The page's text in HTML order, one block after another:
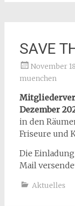
SAVE
November
muenchen
Dezember
in den
Friseure und
Die
Mail
Aktuelles